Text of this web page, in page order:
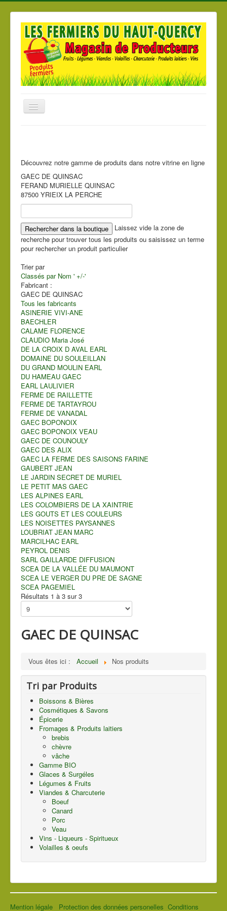
Basculer
la
Nos Magasins
Les producteurs
Découvrez notre gamme de produits dans notre vitrine en ligne
GAEC DE QUINSAC
FERAND MURIELLE QUINSAC
87500 YRIEIX LA PERCHE
Laissez vide la zone de
recherche pour trouver tous les produits ou saisissez un terme
pour rechercher un produit particulier
Trier par
Classés par Nom ' +/-'
Fabricant :
GAEC DE QUINSAC
Tous les fabricants
ASINERIE VIVI-ANE
BAECHLER
CALAME FLORENCE
CLAUDIO Maria José
DE LA CROIX D AVAL EARL
DOMAINE DU SOULEILLAN
DU GRAND MOULIN EARL
DU HAMEAU GAEC
EARL LAULIVIER
FERME DE RAILLETTE
FERME DE TARTAYROU
FERME DE VANADAL
GAEC BOPONOIX
GAEC BOPONOIX VEAU
GAEC DE COUNOULY
GAEC DES ALIX
GAEC LA FERME DES SAISONS FARINE
GAUBERT JEAN
LE JARDIN SECRET DE MURIEL
LE PETIT MAS GAEC
LES ALPINES EARL
LES COLOMBIERS DE LA XAINTRIE
LES GOUTS ET LES COULEURS
LES NOISETTES PAYSANNES
LOUBRIAT JEAN MARC
MARCILHAC EARL
PEYROL DENIS
SARL GAILLARDE DIFFUSION
SCEA DE LA VALLÉE DU MAUMONT
SCEA LE VERGER DU PRE DE SAGNE
SCEA PAGEMIEL
Résultats 1 à 3 sur 3
GAEC DE QUINSAC
Vous êtes ici : Accueil Nos produits
Tri par Produits
Boissons & Bières
Cosmétiques & Savons
Épicerie
Fromages & Produits laitiers
brebis
chèvre
vâche
Gamme BIO
Glaces & Surgéles
Légumes & Fruits
Viandes & Charcuterie
Boeuf
Canard
Porc
Veau
Vins - Liqueurs - Spiritueux
Volailles & oeufs
Mention légale Protection des données personelles Conditions